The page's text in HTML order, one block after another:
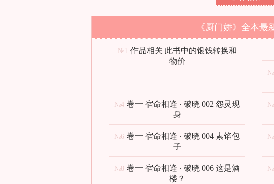
《厨门娇》全本最
№1 作品相关 此书中的银钱转换和
物价
№4 卷一 宿命相逢 · 破晓 002 怨灵现
身
№6 卷一 宿命相逢 · 破晓 004 素馅包
子
№8 卷一 宿命相逢 · 破晓 006 这是酒
楼？